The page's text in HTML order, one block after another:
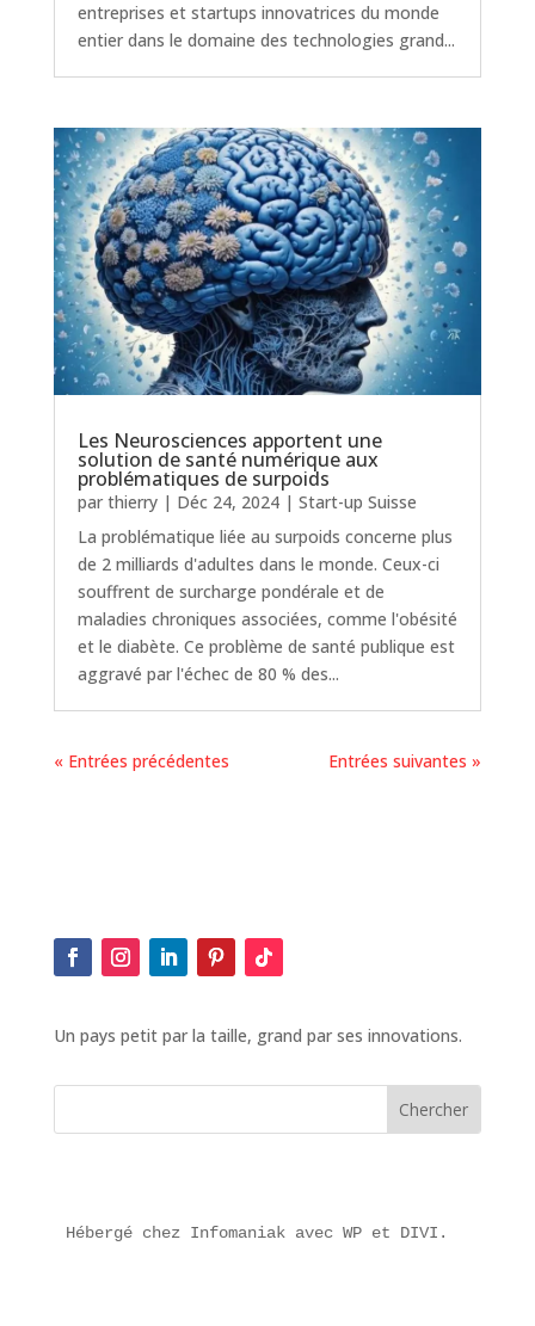
entreprises et startups innovatrices du monde
entier dans le domaine des technologies grand...
Les Neurosciences apportent une
solution de santé numérique aux
problématiques de surpoids
par thierry| Déc 24, 2024| Start-up Suisse
La problématique liée au surpoids concerne plus
de 2 milliards d'adultes dans le monde. Ceux-ci
souffrent de surcharge pondérale et de
maladies chroniques associées, comme l'obésité
et le diabète. Ce problème de santé publique est
aggravé par l'échec de 80 % des...
« Entrées précédentes Entrées suivantes »
Un pays petit par la taille, grand par ses innovations.
Hébergé chez Infomaniak avec WP et DIVI.